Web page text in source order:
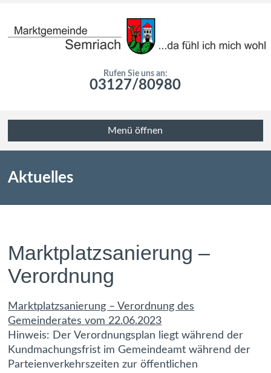
Rufen Sie uns an:
03127/80980
Menü öffnen
Aktuelles
Marktplatzsanierung –
Verordnung
Marktplatzsanierung – Verordnung des
Gemeinderates vom 22.06.2023
Hinweis: Der Verordnungsplan liegt während der
Kundmachungsfrist im Gemeindeamt während der
Parteienverkehrszeiten zur öffentlichen